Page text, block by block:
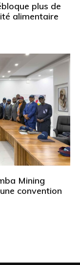
plus de
alimentaire
Mining
convention